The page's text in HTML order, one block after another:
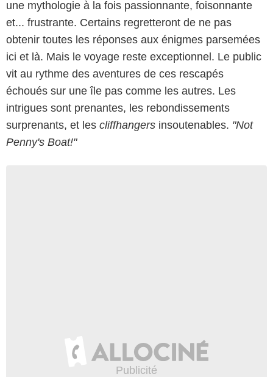
une mythologie à la fois passionnante, foisonnante
et... frustrante. Certains regretteront de ne pas
obtenir toutes les réponses aux énigmes parsemées
ici et là. Mais le voyage reste exceptionnel. Le public
vit au rythme des aventures de ces rescapés
échoués sur une île pas comme les autres. Les
intrigues sont prenantes, les rebondissements
surprenants, et les cliffhangers insoutenables. "Not
Penny's Boat!"